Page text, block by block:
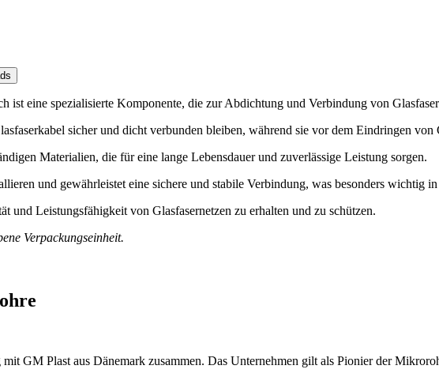
ist eine spezialisierte Komponente, die zur Abdichtung und Verbindung von
sicher und dicht verbunden bleiben, während sie vor dem Eindringen
Materialien, die für eine lange Lebensdauer und zuverlässige Leistung sorgen.
und gewährleistet eine sichere und stabile Verbindung, was besonders wichtig
und Leistungsfähigkeit von Glasfasernetzen zu erhalten und zu schützen.
Verpackungseinheit.
GM Plast aus Dänemark zusammen. Das Unternehmen gilt als Pionier der